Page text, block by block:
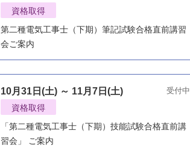
資格取得
第二種電気工事士（下期）筆記試験合格直前講習
会ご案内
受付中
10月31日(土) ～ 11月7日(土)
資格取得
「第二種電気工事士（下期）技能試験合格直前講
習会」 ご案内